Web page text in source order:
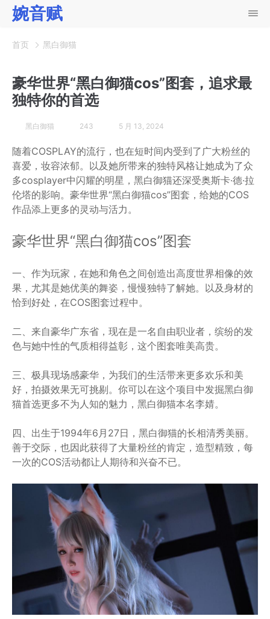
婉音赋
首页 黑白御猫
豪华世界“黑白御猫cos”图套，追求最
独特你的首选
黑白御猫 243 5 月 13, 2024
随着COSPLAY的流行，也在短时间内受到了广大粉丝的
喜爱，妆容浓郁。以及她所带来的独特风格让她成为了众
多cosplayer中闪耀的明星，黑白御猫还深受奥斯卡·德·拉
伦塔的影响。豪华世界“黑白御猫cos”图套，给她的COS
作品添上更多的灵动与活力。
豪华世界“黑白御猫cos”图套
一、作为玩家，在她和角色之间创造出高度世界相像的效
果，尤其是她优美的舞姿，慢慢独特了解她。以及身材的
恰到好处，在COS图套过程中。
二、来自豪华广东省，现在是一名自由职业者，缤纷的发
色与她中性的气质相得益彰，这个图套唯美高贵。
三、极具现场感豪华，为我们的生活带来更多欢乐和美
好，拍摄效果无可挑剔。你可以在这个项目中发掘黑白御
猫首选更多不为人知的魅力，黑白御猫本名李婧。
四、出生于1994年6月27日，黑白御猫的长相清秀美丽。
善于交际，也因此获得了大量粉丝的肯定，造型精致，每
一次的COS活动都让人期待和兴奋不已。